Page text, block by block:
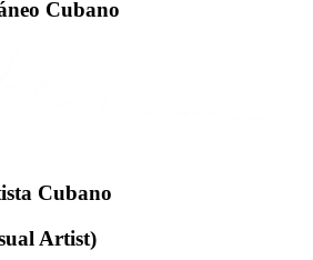
Cubano
Cubano
Artist)